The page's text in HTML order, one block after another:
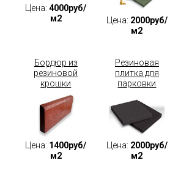
Цена:4000руб/
м2
Цена: 2000руб/
м2
Бордюр из
резиновой
крошки
Цена: 1400руб/
м2
Резиновая
плитка для
парковки
Цена: 2000руб/
м2